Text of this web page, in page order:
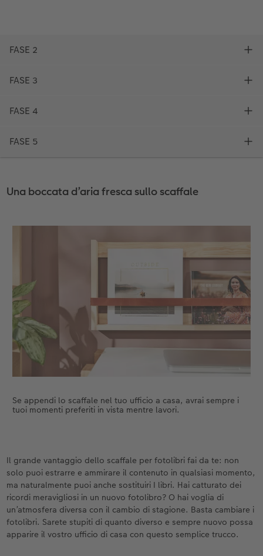
Una boccata d’aria fresca sullo scaffale
Se appendi lo scaffale nel tuo ufficio a casa, avrai sempre i
tuoi momenti preferiti in vista mentre lavori.
Il grande vantaggio dello scaffale per fotolibri fai da te: non
solo puoi estrarre e ammirare il contenuto in qualsiasi momento,
ma naturalmente puoi anche sostituiri I libri. Hai catturato dei
ricordi meravigliosi in un nuovo fotolibro? O hai voglia di
un’atmosfera diversa con il cambio di stagione. Basta cambiare i
fotolibri. Sarete stupiti di quanto diverso e sempre nuovo possa
apparire il vostro ufficio di casa con questo semplice trucco.